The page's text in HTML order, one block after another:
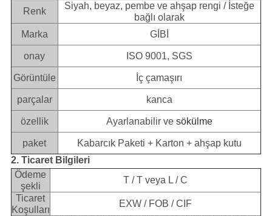
Renk
Siyah, beyaz, pembe ve ahşap rengi / İsteğe
bağlı olarak
Marka
GİBİ
onay ISO 9001, SGS
Görüntüle İç çamaşırı
parçalar kanca
özellik Ayarlanabilir ve sökülme
paket
Kabarcık Paketi + Karton + ahşap kutu
2. Ticaret Bilgileri
Ödeme
şekli
T / T veya L / C
Ticaret
Koşulları
EXW / FOB / CIF